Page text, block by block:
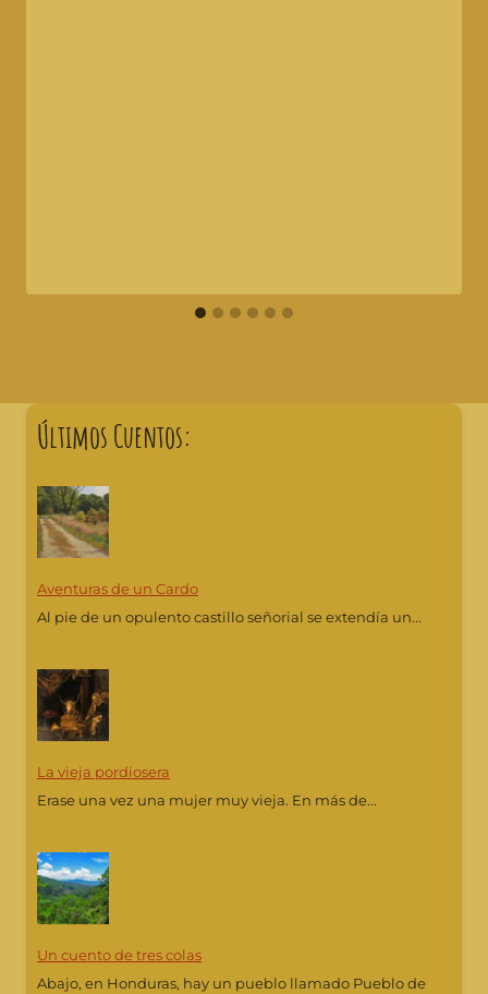
Últimos Cuentos:
Aventuras de un Cardo
Al pie de un opulento castillo señorial se extendía un...
La vieja pordiosera
Erase una vez una mujer muy vieja. En más de...
Un cuento de tres colas
Abajo, en Honduras, hay un pueblo llamado Pueblo de